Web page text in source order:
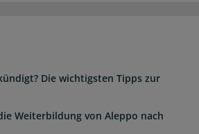
Die wichtigsten Tipps zur
Weiterbildung von Aleppo nach